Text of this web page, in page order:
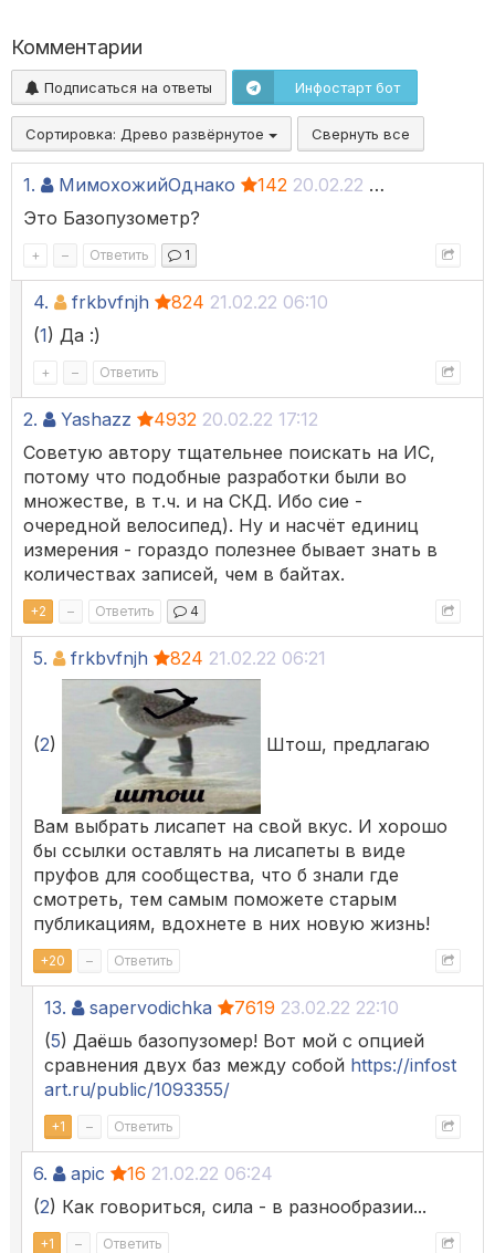
Комментарии
Подписаться на ответы Инфостарт бот
Сортировка: Древо развёрнутое Свернуть все
1. МимохожийОднако 142 20.02.22 10:15
Это Базопузометр?
+ – Ответить 1
4. frkbvfnjh 824 21.02.22 06:10
(1) Да :)
+ – Ответить
2. Yashazz 4932 20.02.22 17:12
Советую автору тщательнее поискать на ИС,
потому что подобные разработки были во
множестве, в т.ч. и на СКД. Ибо сие -
очередной велосипед). Ну и насчёт единиц
измерения - гораздо полезнее бывает знать в
количествах записей, чем в байтах.
+2 – Ответить 4
5. frkbvfnjh 824 21.02.22 06:21
(2) Штош, предлагаю
Вам выбрать лисапет на свой вкус. И хорошо
бы ссылки оставлять на лисапеты в виде
пруфов для сообщества, что б знали где
смотреть, тем самым поможете старым
публикациям, вдохнете в них новую жизнь!
+20 – Ответить
13. sapervodichka 7619 23.02.22 22:10
(5) Даёшь базопузомер! Вот мой с опцией
сравнения двух баз между собой https://infost
art.ru/public/1093355/
+1 – Ответить
6. apic 16 21.02.22 06:24
(2) Как говориться, сила - в разнообразии...
+1 – Ответить